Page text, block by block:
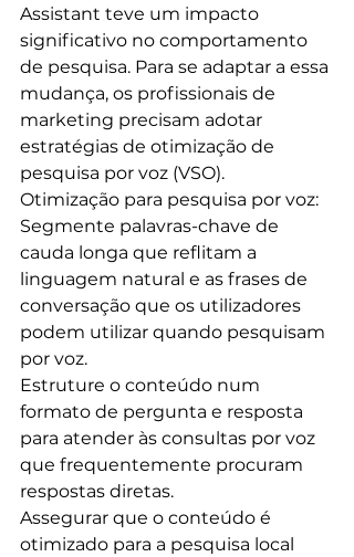
Assistant teve um impacto
significativo no comportamento
de pesquisa. Para se adaptar a essa
mudança, os profissionais de
marketing precisam adotar
estratégias de otimização de
pesquisa por voz (VSO).
Otimização para pesquisa por voz:
Segmente palavras-chave de
cauda longa que reflitam a
linguagem natural e as frases de
conversação que os utilizadores
podem utilizar quando pesquisam
por voz.
Estruture o conteúdo num
formato de pergunta e resposta
para atender às consultas por voz
que frequentemente procuram
respostas diretas.
Assegurar que o conteúdo é
otimizado para a pesquisa local